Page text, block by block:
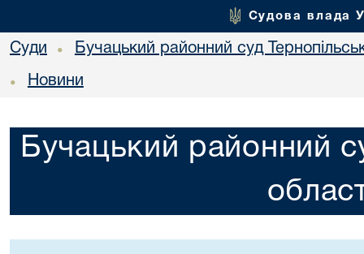
Судова влада
Суди • Бучацький районний суд
• Новини
Бучацький районний